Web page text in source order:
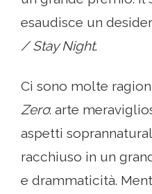
esaudisce un
/ Stay Night.
Ci sono molte
Zero: arte
aspetti
racchiuso in un
e drammaticità.